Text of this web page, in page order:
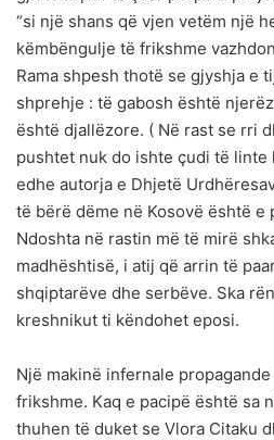
“si një shans që vjen vetëm një
këmbëngulje të frikshme
Rama shpesh thotë se gjyshja e
shprehje : të gabosh është
është djallëzore. ( Në rast se rri
pushtet nuk do ishte çudi të linte
edhe autorja e Dhjetë
të bërë dëme në Kosovë është e
Ndoshta në rastin më të mirë
madhështisë, i atij që arrin të
shqiptarëve dhe serbëve. Ska
kreshnikut ti këndohet eposi.
Një makinë infernale
frikshme. Kaq e pacipë është sa
thuhen të duket se Vlora Citaku